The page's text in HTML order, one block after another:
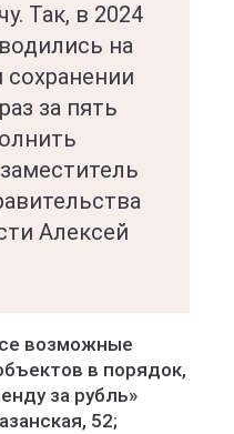
Так, в 2024
на
сохранении
за пять
Алексей
возможные
в порядок,
за рубль»
52;